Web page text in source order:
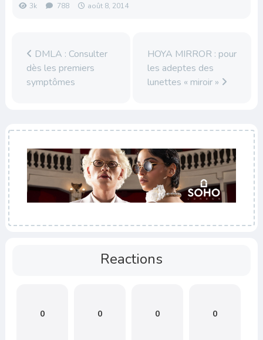
3k 788 août 8, 2014
DMLA : Consulter
dès les premiers
symptômes
HOYA MIRROR : pour
les adeptes des
lunettes « miroir »
Reactions
0 0 0 0